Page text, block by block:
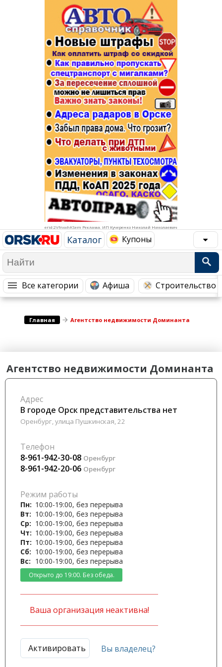
erid:2VfnxxhKSem Реклама. ИП Кучеренко Николай Николаевич
Каталог Купоны
Все категории Афиша Строительство
Афиша
Строительство и ремонт
Авто и мото
Рестораны, кафе, бары
Спорт Фитнес
Недвижимость
Красота Косметология
Медицина Здоровье
Путешествия, Туризм
Гостиницы
Образование
Бытовые услуги
СМИ и Реклама
Телекоммуникации и связь
Торговля
Бизнес и финансы
Юристы, Экспертиза, Страхование
Ремонт
Социальные организации
Это интересно
Администрация
Промышленность
Сельское хозяйство
Ветеринария, Зоотовары
Курьерская служба, Службы до...
Купоны
Популярное →
Строительство и ремонт
Главная Агентство недвижимости Доминанта
Агентство недвижимости Доминанта
Адрес
В городе Орск представительства нет
Оренбург, улица Пушкинская, 22
Телефон
8-961-942-30-08 Оренбург
8-961-942-20-06 Оренбург
Режим работы
Пн: 10:00-19:00, без перерыва
Вт: 10:00-19:00, без перерыва
Ср: 10:00-19:00, без перерыва
Чт: 10:00-19:00, без перерыва
Пт: 10:00-19:00, без перерыва
Сб: 10:00-19:00, без перерыва
Вс: 10:00-19:00, без перерыва
Открыто до 19:00. Без обеда.
Ваша организация неактивна!
Активировать Вы владелец?